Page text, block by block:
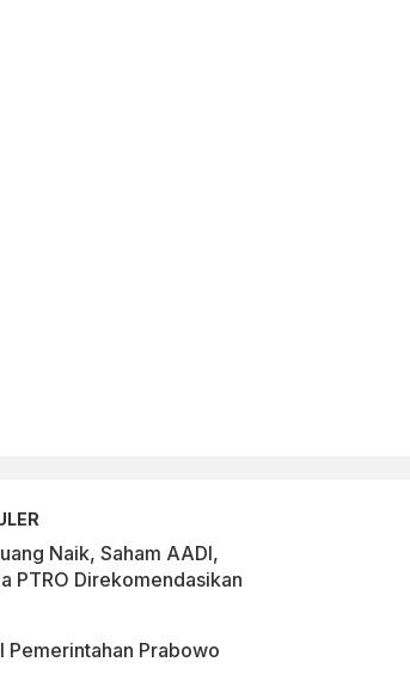
Naik, Saham AADI,
PTRO Direkomendasikan
Pemerintahan Prabowo